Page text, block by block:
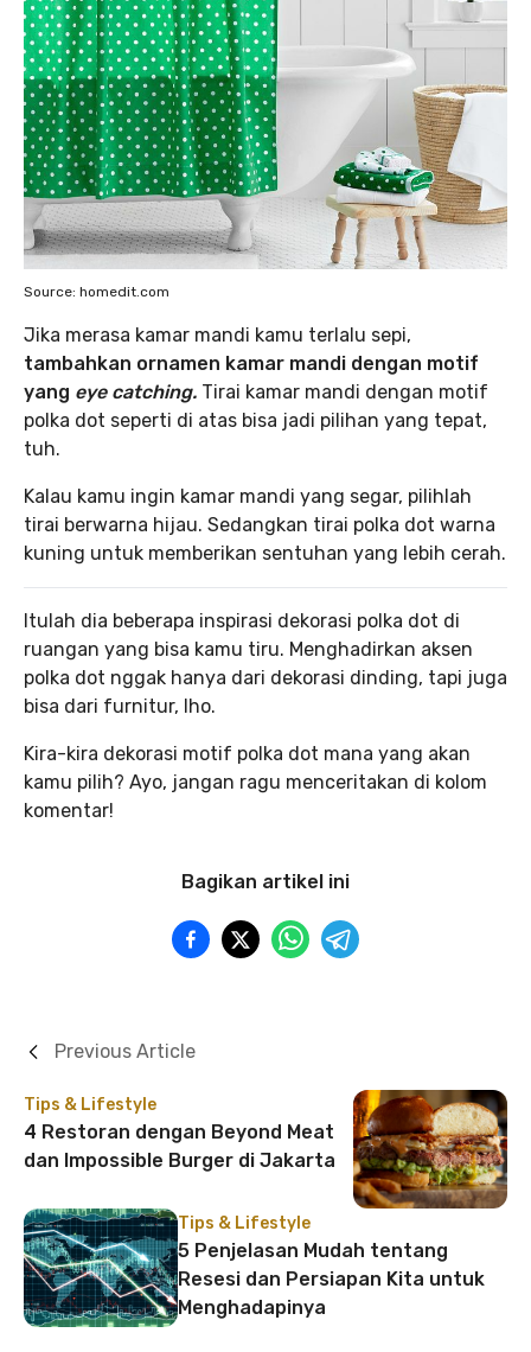
Source: homedit.com
Jika merasa kamar mandi kamu terlalu sepi,
tambahkan ornamen kamar mandi dengan motif
yang eye catching. Tirai kamar mandi dengan motif
polka dot seperti di atas bisa jadi pilihan yang tepat,
tuh.
Kalau kamu ingin kamar mandi yang segar, pilihlah
tirai berwarna hijau. Sedangkan tirai polka dot warna
kuning untuk memberikan sentuhan yang lebih cerah.
Itulah dia beberapa inspirasi dekorasi polka dot di
ruangan yang bisa kamu tiru. Menghadirkan aksen
polka dot nggak hanya dari dekorasi dinding, tapi juga
bisa dari furnitur, lho.
Kira-kira dekorasi motif polka dot mana yang akan
kamu pilih? Ayo, jangan ragu menceritakan di kolom
komentar!
Bagikan artikel ini
Tips & Lifestyle
4 Restoran dengan Beyond Meat
dan Impossible Burger di Jakarta
Previous Article
Tips & Lifestyle
5 Penjelasan Mudah tentang
Resesi dan Persiapan Kita untuk
Menghadapinya